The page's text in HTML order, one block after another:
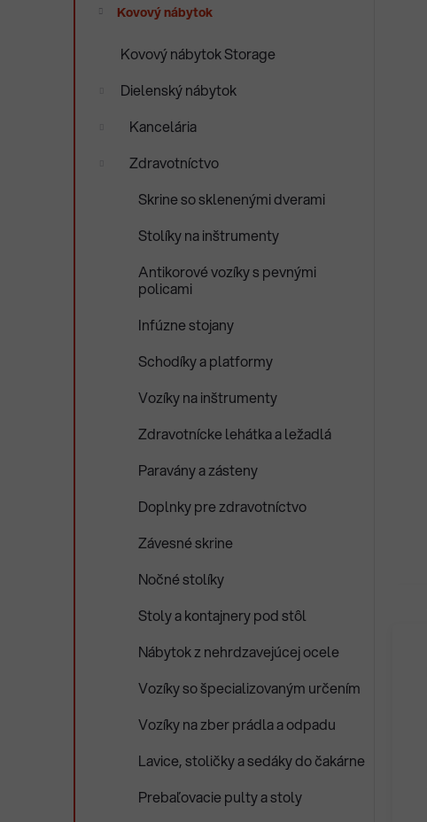
Kovový nábytok
Kovový nábytok Storage
Dielenský nábytok
Kancelária
Zdravotníctvo
Skrine so sklenenými dverami
Stolíky na inštrumenty
Antikorové vozíky s pevnými
policami
Infúzne stojany
Schodíky a platformy
Vozíky na inštrumenty
Zdravotnícke lehátka a ležadlá
Paravány a zásteny
Doplnky pre zdravotníctvo
Závesné skrine
Nočné stolíky
Stoly a kontajnery pod stôl
Nábytok z nehrdzavejúcej ocele
Vozíky so špecializovaným určením
Vozíky na zber prádla a odpadu
Lavice, stoličky a sedáky do čakárne
Prebaľovacie pulty a stoly